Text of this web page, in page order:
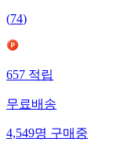
(74)
657 적립
무료배송
4,549명 구매중